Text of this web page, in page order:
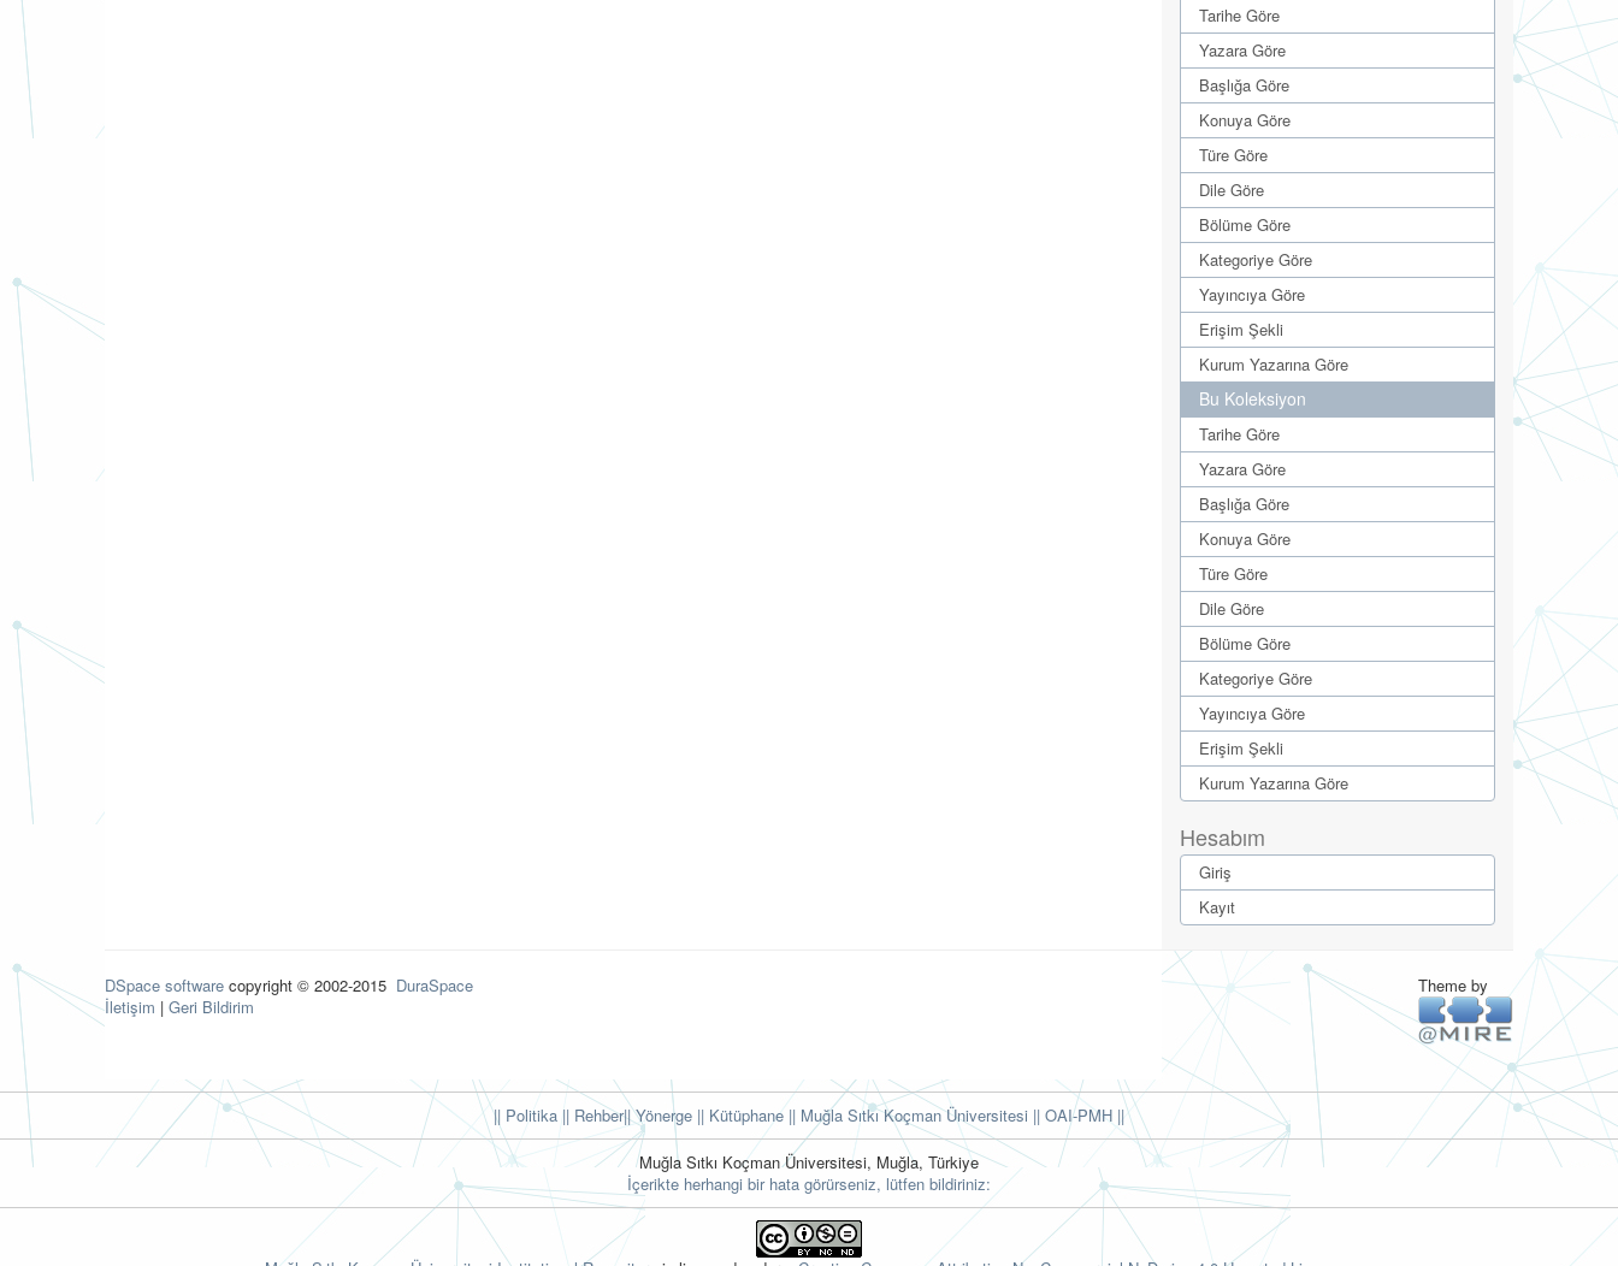
Tarihe Göre
Yazara Göre
Başlığa Göre
Konuya Göre
Türe Göre
Dile Göre
Bölüme Göre
Kategoriye Göre
Yayıncıya Göre
Erişim Şekli
Kurum Yazarına Göre
Bu Koleksiyon
Tarihe Göre
Yazara Göre
Başlığa Göre
Konuya Göre
Türe Göre
Dile Göre
Bölüme Göre
Kategoriye Göre
Yayıncıya Göre
Erişim Şekli
Kurum Yazarına Göre
Hesabım
Giriş
Kayıt
DSpace software copyright © 2002-2015 DuraSpace
İletişim | Geri Bildirim
Theme by
|| Politika || Rehber|| Yönerge || Kütüphane || Muğla Sıtkı Koçman Üniversitesi || OAI-PMH ||
Muğla Sıtkı Koçman Üniversitesi, Muğla, Türkiye
İçerikte herhangi bir hata görürseniz, lütfen bildiriniz: